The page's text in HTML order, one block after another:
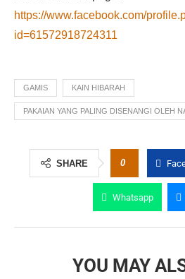
https://www.facebook.com/
id=61572918724311
GAMIS KAIN HIBARAH
PAKAIAN YANG PALING DISENANGI OLEH
SHARE 0
Whatsapp
YOU MAY